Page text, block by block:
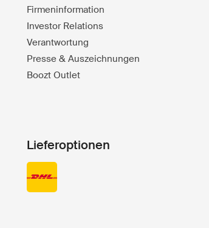
Firmeninformation
Investor Relations
Verantwortung
Presse & Auszeichnungen
Boozt Outlet
Lieferoptionen